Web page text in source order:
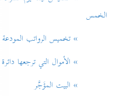
الخمس
» تخميس الرواتب المودعة
» الأموال التي ترجعها دائرة
» البيت المؤَجَّر